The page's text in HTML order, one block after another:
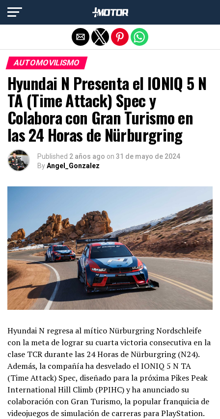
AUTOMOVILISMO
Hyundai N Presenta el IONIQ 5 N
TA (Time Attack) Spec y
Colabora con Gran Turismo en
las 24 Horas de Nürburgring
Published 2 años ago on 31 de mayo de 2024
ByAngel_Gonzalez
Hyundai N regresa al mítico Nürburgring Nordschleife
con la meta de lograr su cuarta victoria consecutiva en la
clase TCR durante las 24 Horas de Nürburgring (N24).
Además, la compañía ha desvelado el IONIQ 5 N TA
(Time Attack) Spec, diseñado para la próxima Pikes Peak
International Hill Climb (PPIHC) y ha anunciado su
colaboración con Gran Turismo, la popular franquicia de
videojuegos de simulación de carreras para PlayStation.
Salir de la versión móvil